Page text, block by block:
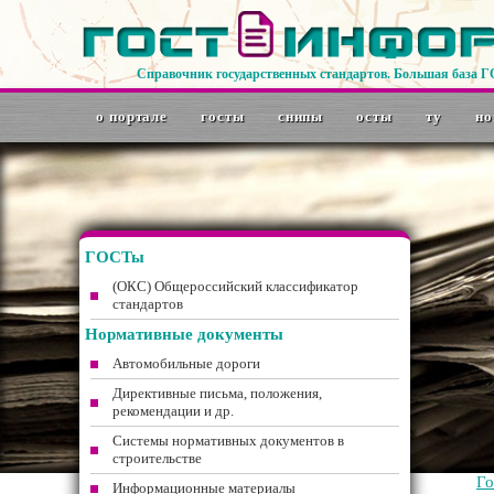
Справочник государственных стандартов. Большая база
о портале госты снипы осты ту
ГОСТы
(ОКС) Общероссийский классификатор
стандартов
Нормативные документы
Автомобильные дороги
Директивные письма, положения,
рекомендации и др.
Системы нормативных документов в
строительстве
Информационные материалы